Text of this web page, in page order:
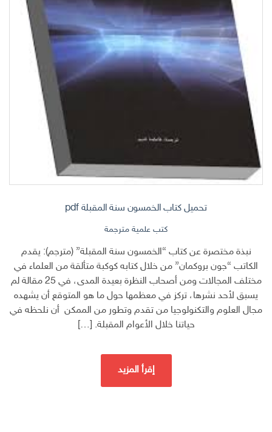
تحميل كتاب الخمسون سنة المقبلة pdf
كتب علمية مترجمة
نبذة مختصرة عن كتاب “الخمسون سنة المقبلة” (مترجم): يقدم
الكاتب “جون بروكمان” من خلال كتابه كوكبة متألقة من العلماء في
مختلف المجالات ومن أصحاب النظرة بعيدة المدى، في 25 مقالة لم
يسبق لأحد نشرها، تركز في معظمها حول ما هو المتوقع أن يشهده
مجال العلوم والتكنولوجيا من تقدم وتطور من الممكن أن نلحظه في
حياتنا خلال الأعوام المقبلة. […]
إقرأ المزيد